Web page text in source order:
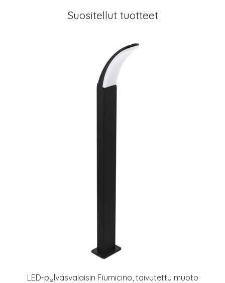
Suositellut tuotteet
LED-pylväsvalaisin Fiumicino, taivutettu muoto